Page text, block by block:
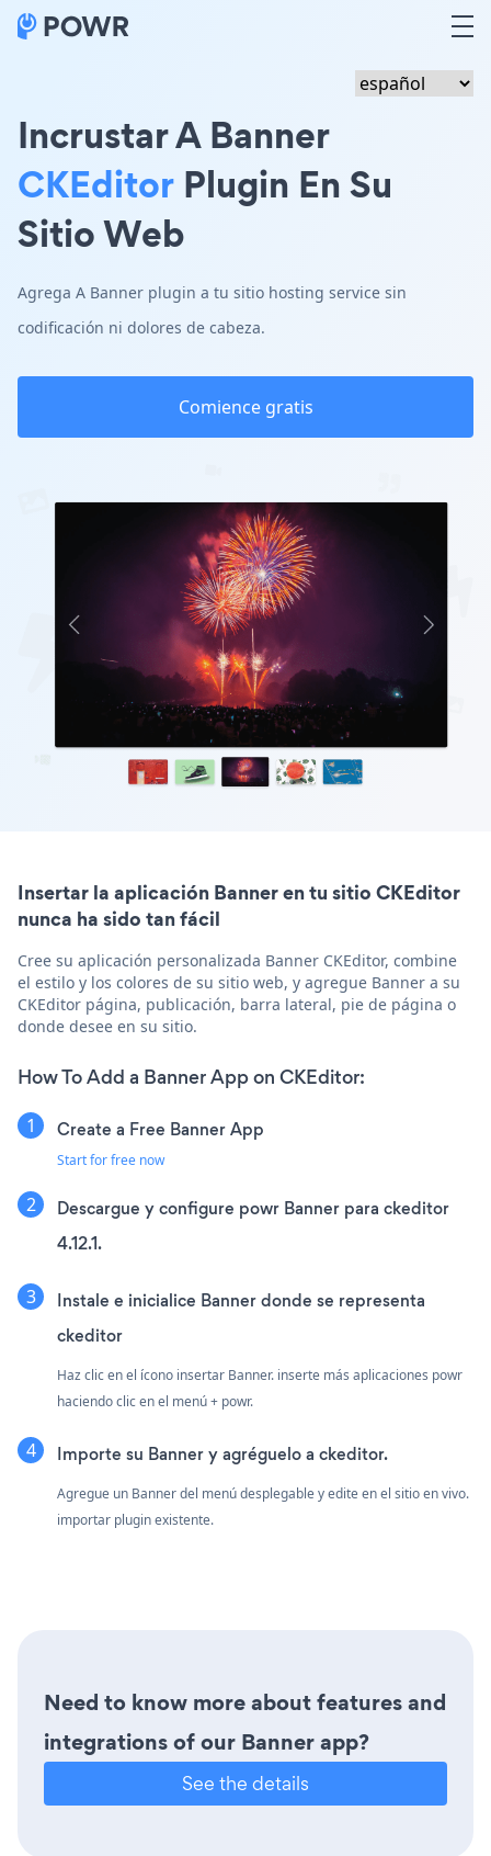
Incrustar A Banner
CKEditor Plugin En Su
Sitio Web
Agrega A Banner plugin a tu sitio hosting service sin
codificación ni dolores de cabeza.
Comience gratis
Insertar la aplicación Banner en tu sitio CKEditor
nunca ha sido tan fácil
Cree su aplicación personalizada Banner CKEditor, combine
el estilo y los colores de su sitio web, y agregue Banner a su
CKEditor página, publicación, barra lateral, pie de página o
donde desee en su sitio.
How To Add a Banner App on CKEditor:
Create a Free Banner App
Start for free now
Descargue y configure powr Banner para ckeditor
4.12.1.
Instale e inicialice Banner donde se representa
ckeditor
Haz clic en el ícono insertar Banner. inserte más aplicaciones powr
haciendo clic en el menú + powr.
Importe su Banner y agréguelo a ckeditor.
Agregue un Banner del menú desplegable y edite en el sitio en vivo.
importar plugin existente.
Need to know more about features and
integrations of our Banner app?
See the details